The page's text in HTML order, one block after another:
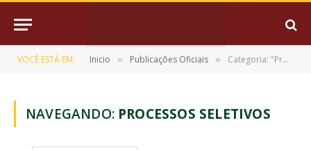
VOCÊ ESTÁ EM: Inicio » Publicações Oficiais » Categoria: "Processos Seletivos"
NAVEGANDO: PROCESSOS SELETIVOS